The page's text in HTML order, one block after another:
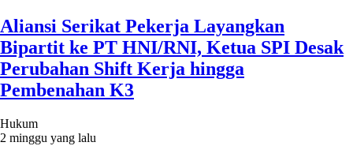
Aliansi Serikat Pekerja Layangkan
Bipartit ke PT HNI/RNI, Ketua SPI Desak
Perubahan Shift Kerja hingga
Pembenahan K3
Hukum
2 minggu yang lalu